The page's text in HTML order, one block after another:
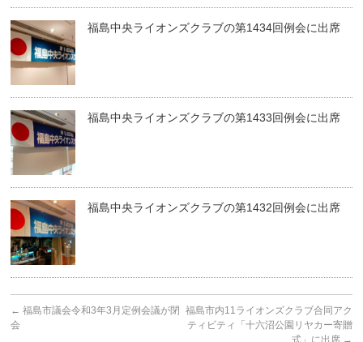
福島中央ライオンズクラブの第1434回例会に出席
福島中央ライオンズクラブの第1433回例会に出席
福島中央ライオンズクラブの第1432回例会に出席
← 福島市議会令和3年3月定例会議が閉
会
福島市内11ライオンズクラブ合同アク
ティビティ「十六沼公園リヤカー寄贈